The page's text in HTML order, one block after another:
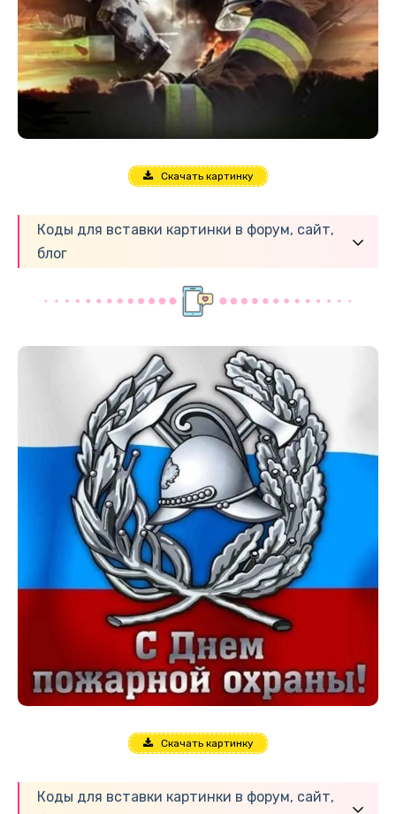
Скачать картинку
Коды для вставки картинки в форум, сайт,
блог
Скачать картинку
Коды для вставки картинки в форум, сайт,